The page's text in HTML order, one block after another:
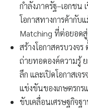
กำลังภาครัฐ–เอกชน
โอกาสทางการค้ากับ
Matching ที่ต่อยอด
สร้างโอกาสครบวงจ
ถ่ายทอดองค์ความรู้
ลึก และเปิดโอกาสเ
แข่งขันของเกษตรกร
ขับเคลื่อนเศรษฐกิจฐ